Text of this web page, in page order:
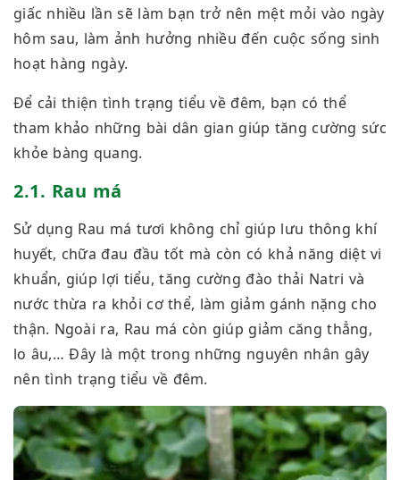
giấc nhiều lần sẽ làm bạn trở nên mệt mỏi vào ngày
hôm sau, làm ảnh hưởng nhiều đến cuộc sống sinh
hoạt hàng ngày.
Để cải thiện tình trạng tiểu về đêm, bạn có thể
tham khảo những bài dân gian giúp tăng cường sức
khỏe bàng quang.
2.1. Rau má
Sử dụng Rau má tươi không chỉ giúp lưu thông khí
huyết, chữa đau đầu tốt mà còn có khả năng diệt vi
khuẩn, giúp lợi tiểu, tăng cường đào thải Natri và
nước thừa ra khỏi cơ thể, làm giảm gánh nặng cho
thận. Ngoài ra, Rau má còn giúp giảm căng thẳng,
lo âu,… Đây là một trong những nguyên nhân gây
nên tình trạng tiểu về đêm.